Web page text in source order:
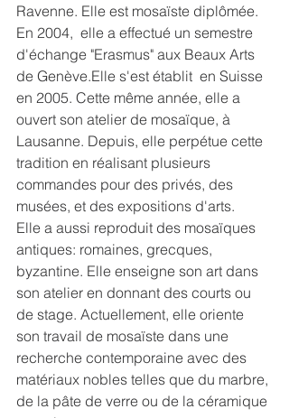
Ravenne. Elle est mosaïste diplômée.
En 2004,  elle a effectué un semestre
d'échange "Erasmus" aux Beaux Arts
de Genève.Elle s'est établit  en Suisse
en 2005. Cette même année, elle a
ouvert son atelier de mosaïque, à
Lausanne. Depuis, elle perpétue cette
tradition en réalisant plusieurs
commandes pour des privés, des
musées, et des expositions d'arts.
Elle a aussi reproduit des mosaïques
antiques: romaines, grecques,
byzantine. Elle enseigne son art dans
son atelier en donnant des courts ou
de stage. Actuellement, elle oriente
son travail de mosaïste dans une
recherche contemporaine avec des
matériaux nobles telles que du marbre,
de la pâte de verre ou de la céramique